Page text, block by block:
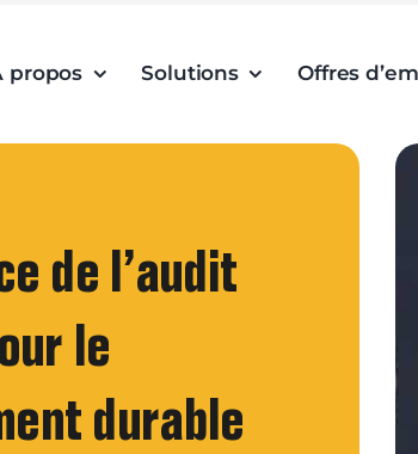
propos Solutions Offres
de l’audit
le
durable